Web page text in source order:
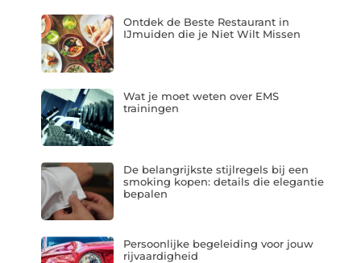
Ontdek de Beste Restaurant in
IJmuiden die je Niet Wilt Missen
Wat je moet weten over EMS
trainingen
De belangrijkste stijlregels bij een
smoking kopen: details die elegantie
bepalen
Persoonlijke begeleiding voor jouw
rijvaardigheid